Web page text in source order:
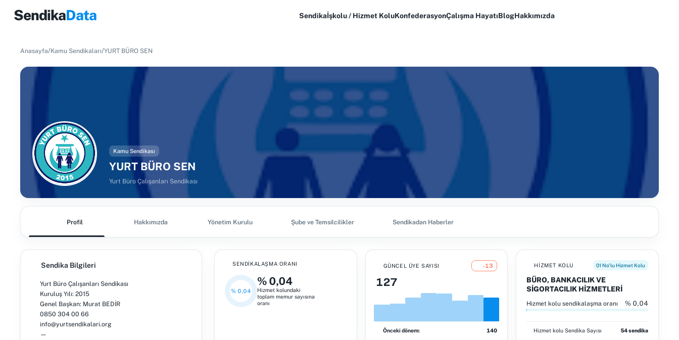
SendikaData Sendikaİşkolu / Hizmet KoluKonfederasyonÇalışma HayatıBlogHakkımızda
Anasayfa/Kamu Sendikaları/YURT BÜRO SEN
Kamu Sendikası
YURT BÜRO SEN
Yurt Büro Çalışanları Sendikası
Profil Hakkımızda Yönetim Kurulu Şube ve Temsilcilikler Sendikadan Haberler
Sendika Bilgileri
Yurt Büro Çalışanları Sendikası
Kuruluş Yılı: 2015
Genel Başkan: Murat BEDİR
0850 304 00 66
info@yurtsendikalari.org
—
SENDIKALAŞMA ORANI
% 0,04
% 0,04
Hizmet kolundaki
toplam memur sayısına
oranı
GÜNCEL ÜYE SAYISI -13
127
Önceki dönem: 140
HIZMET KOLU 01 No'lu Hizmet Kolu
BÜRO, BANKACILIK VE
SİGORTACILIK HİZMETLERİ
Hizmet kolu sendikalaşma oranı % 0,04
Hizmet kolu Sendika Sayısı 54 sendika